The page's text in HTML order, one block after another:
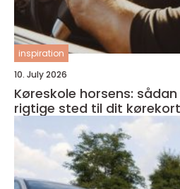
inspiration
10. July 2026
Køreskole horsens:
rigtige sted til dit kørekort